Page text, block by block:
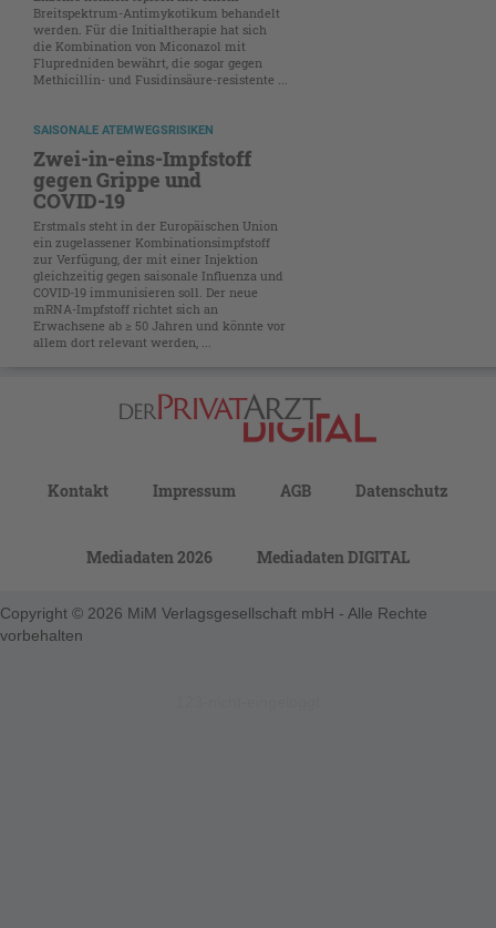
Breitspektrum-Antimykotikum behandelt
werden. Für die Initialtherapie hat sich
die Kombination von Miconazol mit
Flupredniden bewährt, die sogar gegen
Methicillin- und Fusidinsäure-resistente ...
SAISONALE ATEMWEGSRISIKEN
Zwei-in-eins-Impfstoff
gegen Grippe und
COVID-19
Erstmals steht in der Europäischen Union
ein zugelassener Kombinationsimpfstoff
zur Verfügung, der mit einer Injektion
gleichzeitig gegen saisonale Influenza und
COVID-19 immunisieren soll. Der neue
mRNA-Impfstoff richtet sich an
Erwachsene ab ≥ 50 Jahren und könnte vor
allem dort relevant werden, ...
Kontakt Impressum AGB Datenschutz
Mediadaten 2026 Mediadaten DIGITAL
Copyright © 2026 MiM Verlagsgesellschaft mbH - Alle Rechte
vorbehalten